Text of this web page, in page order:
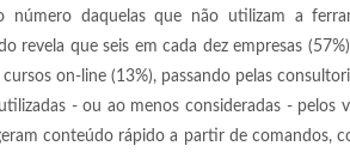
número daquelas que não utilizam a
revela que seis em cada dez empresas
on-line (13%), passando pelas
- ou ao menos consideradas - pelos
conteúdo rápido a partir de comandos,